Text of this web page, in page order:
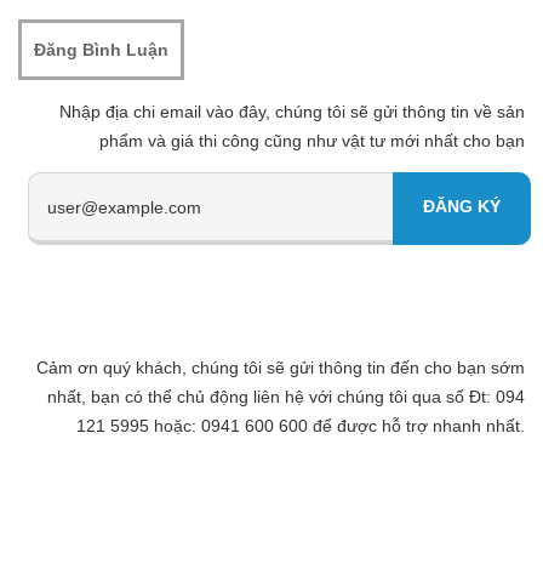
Nhập địa chi email vào đây, chúng tôi sẽ gửi thông tin về sản
phẩm và giá thi công cũng như vật tư mới nhất cho bạn
Cảm ơn quý khách, chúng tôi sẽ gửi thông tin đến cho bạn sớm
nhất, bạn có thể chủ động liên hệ với chúng tôi qua số Đt: 094
121 5995 hoặc: 0941 600 600 để được hỗ trợ nhanh nhất.